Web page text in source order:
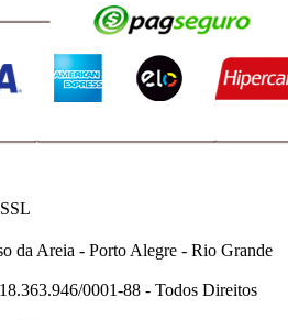
da Areia - Porto Alegre - Rio Grande
0001-88 - Todos Direitos